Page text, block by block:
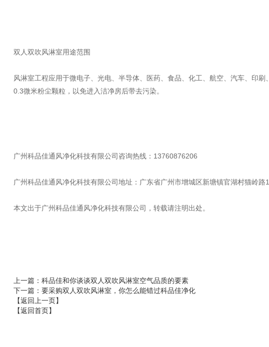
双人双吹风淋室用途范围
风淋室工程应用于微电子、光电、半导体、医药、食品、化工、航空、汽车、印
0.3微米粉尘颗粒，以免进入洁净房后带去污染。
广州科品佳通风净化科技有限公司咨询热线：13760876206
广州科品佳通风净化科技有限公司地址：广东省广州市增城区新塘镇官湖村猫岭路
本文出于广州科品佳通风净化科技有限公司，转载请注明出处。
上一篇：科品佳和你谈谈双人双吹风淋室空气品质的要素
下一篇：要采购双人双吹风淋室，你怎么能错过科品佳净化
【返回上一页】
【返回首页】